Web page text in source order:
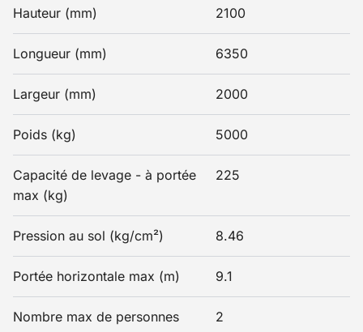
Hauteur (mm) 2100
Longueur (mm) 6350
Largeur (mm) 2000
Poids (kg) 5000
Capacité de levage - à portée
max (kg)
225
Pression au sol (kg/cm²) 8.46
Portée horizontale max (m) 9.1
Nombre max de personnes 2